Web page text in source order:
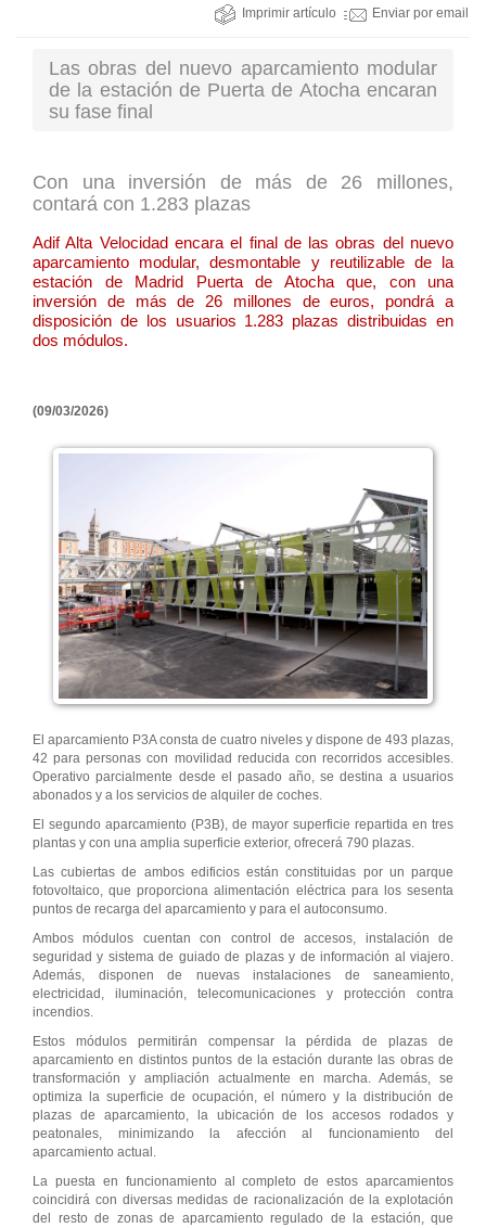
Imprimir artículo Enviar por email
Las obras del nuevo aparcamiento modular
de la estación de Puerta de Atocha encaran
su fase final
Con una inversión de más de 26 millones,
contará con 1.283 plazas
Adif Alta Velocidad encara el final de las obras del nuevo
aparcamiento modular, desmontable y reutilizable de la
estación de Madrid Puerta de Atocha que, con una
inversión de más de 26 millones de euros, pondrá a
disposición de los usuarios 1.283 plazas distribuidas en
dos módulos.
(09/03/2026)
El aparcamiento P3A consta de cuatro niveles y dispone de 493 plazas,
42 para personas con movilidad reducida con recorridos accesibles.
Operativo parcialmente desde el pasado año, se destina a usuarios
abonados y a los servicios de alquiler de coches.
El segundo aparcamiento (P3B), de mayor superficie repartida en tres
plantas y con una amplia superficie exterior, ofrecerá 790 plazas.
Las cubiertas de ambos edificios están constituidas por un parque
fotovoltaico, que proporciona alimentación eléctrica para los sesenta
puntos de recarga del aparcamiento y para el autoconsumo.
Ambos módulos cuentan con control de accesos, instalación de
seguridad y sistema de guiado de plazas y de información al viajero.
Además, disponen de nuevas instalaciones de saneamiento,
electricidad, iluminación, telecomunicaciones y protección contra
incendios.
Estos módulos permitirán compensar la pérdida de plazas de
aparcamiento en distintos puntos de la estación durante las obras de
transformación y ampliación actualmente en marcha. Además, se
optimiza la superficie de ocupación, el número y la distribución de
plazas de aparcamiento, la ubicación de los accesos rodados y
peatonales, minimizando la afección al funcionamiento del
aparcamiento actual.
La puesta en funcionamiento al completo de estos aparcamientos
coincidirá con diversas medidas de racionalización de la explotación
del resto de zonas de aparcamiento regulado de la estación, que